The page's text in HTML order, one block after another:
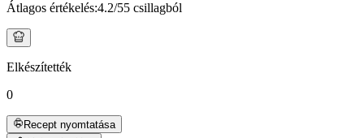
Átlagos értékelés:4.2/55 csillagból
Elkészítették
0
Recept nyomtatása